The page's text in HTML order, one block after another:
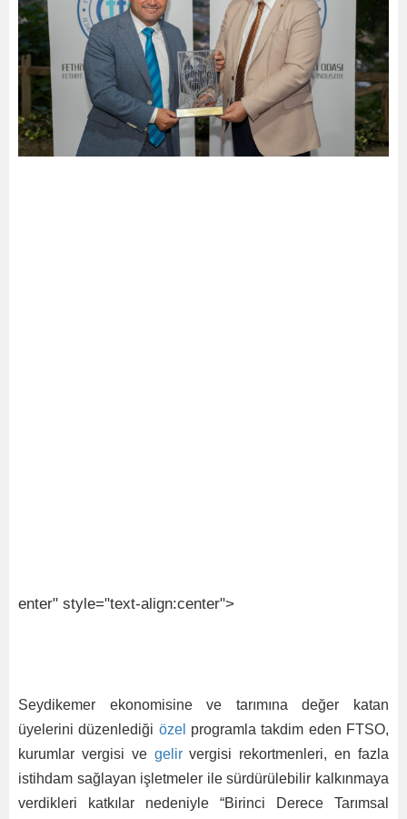
enter" style="text-align:center">
Seydikemer ekonomisine ve tarımına değer katan
üyelerini düzenlediği özel programla takdim eden FTSO,
kurumlar vergisi ve gelirvergisi rekortmenleri, en fazla
istihdam sağlayan işletmeler ile sürdürülebilir kalkınmaya
verdikleri katkılar nedeniyle “Birinci Derece Tarımsal